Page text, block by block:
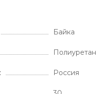
Байка
Полиуретан
Россия